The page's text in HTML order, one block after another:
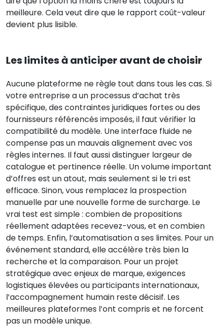
meilleure. Cela veut dire que le rapport coût-valeur
devient plus lisible.
Les limites à anticiper avant de choisir
Aucune plateforme ne règle tout dans tous les cas. Si
votre entreprise a un processus d’achat très
spécifique, des contraintes juridiques fortes ou des
fournisseurs référencés imposés, il faut vérifier la
compatibilité du modèle. Une interface fluide ne
compense pas un mauvais alignement avec vos
règles internes. Il faut aussi distinguer largeur de
catalogue et pertinence réelle. Un volume important
d’offres est un atout, mais seulement si le tri est
efficace. Sinon, vous remplacez la prospection
manuelle par une nouvelle forme de surcharge. Le
vrai test est simple : combien de propositions
réellement adaptées recevez-vous, et en combien
de temps. Enfin, l’automatisation a ses limites. Pour un
événement standard, elle accélère très bien la
recherche et la comparaison. Pour un projet
stratégique avec enjeux de marque, exigences
logistiques élevées ou participants internationaux,
l’accompagnement humain reste décisif. Les
meilleures plateformes l’ont compris et ne forcent
pas un modèle unique.